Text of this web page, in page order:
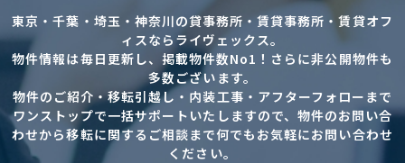
東京・千葉・埼玉・神奈川の貸事務所・賃貸事務所・賃貸オフ
ィスならライヴェックス。
物件情報は毎日更新し、掲載物件数No1！さらに非公開物件も
多数ございます。
物件のご紹介・移転引越し・内装工事・アフターフォローまで
ワンストップで一括サポートいたしますので、物件のお問い合
わせから移転に関するご相談まで何でもお気軽にお問い合わせ
ください。